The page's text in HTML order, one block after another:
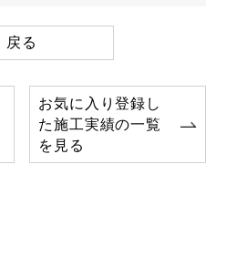
戻る
お気に入り登録し
た施工実績の一覧
を見る